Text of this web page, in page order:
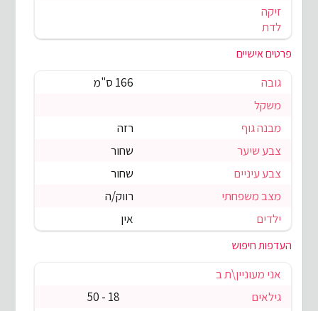
זיקה
לדת
פרטים אישיים
גובה
166 ס"מ
משקל
מבנה גוף
רזה
צבע שיער
שחור
צבע עיניים
שחור
מצב משפחתי
רווק/ה
ילדים
אין
העדפות חיפוש
אני מעוניין\ת ב
גילאים
18 - 50